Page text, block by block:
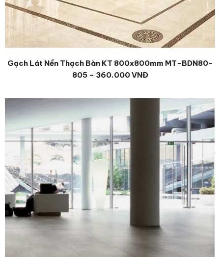
Gạch Lát Nền Thạch Bàn KT 800x800mm MT-BDN80-
805 – 360.000 VNĐ